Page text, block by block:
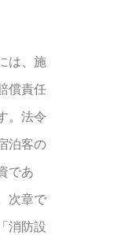
は、施
償責任
。法令
泊客の
であ
次章で
消防設